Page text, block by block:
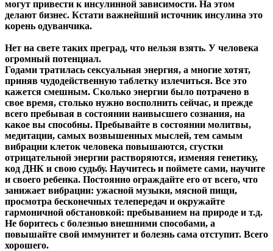
могут привести к инсулинной зависимости. На этом
делают бизнес. Кстати важнейший источник инсулина это
корень одуванчика.
Нет на свете таких преград, что нельзя взять. У человека
огромный потенциал.
Годами тратилась сексуальная энергия, а многие хотят,
приняв чудодейственную таблетку излечиться. Все это
кажется смешным. Сколько энергии было потрачено в
свое время, столько нужно восполнить сейчас, и прежде
всего пребывая в состоянии наивысшего сознания, на
какое вы способны. Пребывайте в состоянии молитвы,
медитации, самых возвышенных мыслей, тем самым
вибрации клеток человека повышаются, сгустки
отрицательной энергии растворяются, изменяя генетику,
код ДНК и свою судьбу. Научитесь и поймете сами, научите
и своего ребенка. Постоянно ограждайте его от всего, что
занижает вибрации: ужасной музыки, мясной пищи,
просмотра бесконечных телепередач и окружайте
гармоничной обстановкой: пребыванием на природе и т.д.
Не боритесь с болезнью внешними способами, а
повышайте свой иммунитет и болезнь сама отступит. Всего
хорошего.